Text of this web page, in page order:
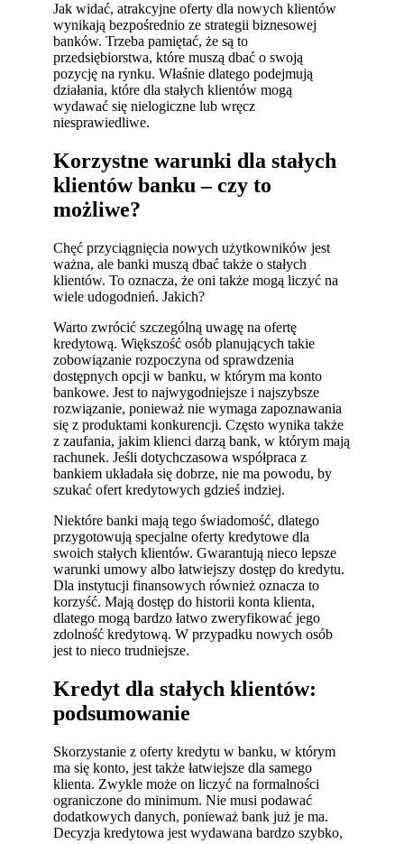
Jak widać, atrakcyjne oferty dla nowych klientów
wynikają bezpośrednio ze strategii biznesowej
banków. Trzeba pamiętać, że są to
przedsiębiorstwa, które muszą dbać o swoją
pozycję na rynku. Właśnie dlatego podejmują
działania, które dla stałych klientów mogą
wydawać się nielogiczne lub wręcz
niesprawiedliwe.
Korzystne warunki dla stałych
klientów banku – czy to
możliwe?
Chęć przyciągnięcia nowych użytkowników jest
ważna, ale banki muszą dbać także o stałych
klientów. To oznacza, że oni także mogą liczyć na
wiele udogodnień. Jakich?
Warto zwrócić szczególną uwagę na ofertę
kredytową. Większość osób planujących takie
zobowiązanie rozpoczyna od sprawdzenia
dostępnych opcji w banku, w którym ma konto
bankowe. Jest to najwygodniejsze i najszybsze
rozwiązanie, ponieważ nie wymaga zapoznawania
się z produktami konkurencji. Często wynika także
z zaufania, jakim klienci darzą bank, w którym mają
rachunek. Jeśli dotychczasowa współpraca z
bankiem układała się dobrze, nie ma powodu, by
szukać ofert kredytowych gdzieś indziej.
Niektóre banki mają tego świadomość, dlatego
przygotowują specjalne oferty kredytowe dla
swoich stałych klientów. Gwarantują nieco lepsze
warunki umowy albo łatwiejszy dostęp do kredytu.
Dla instytucji finansowych również oznacza to
korzyść. Mają dostęp do historii konta klienta,
dlatego mogą bardzo łatwo zweryfikować jego
zdolność kredytową. W przypadku nowych osób
jest to nieco trudniejsze.
Kredyt dla stałych klientów:
podsumowanie
Skorzystanie z oferty kredytu w banku, w którym
ma się konto, jest także łatwiejsze dla samego
klienta. Zwykle może on liczyć na formalności
ograniczone do minimum. Nie musi podawać
dodatkowych danych, ponieważ bank już je ma.
Decyzja kredytowa jest wydawana bardzo szybko,